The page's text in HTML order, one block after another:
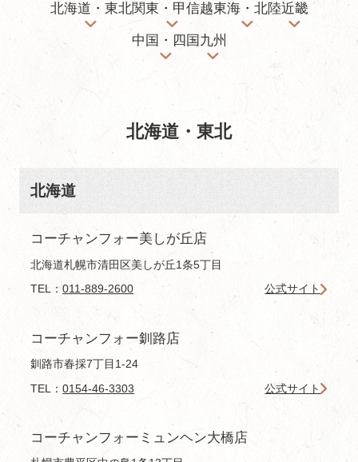
北海道・東北関東・甲信越東海・北陸近畿
中国・四国 九州
北海道・東北
北海道
コーチャンフォー美しが丘店
北海道札幌市清田区美しが丘1条5丁目
TEL：011-889-2600 公式サイト
コーチャンフォー釧路店
釧路市春採7丁目1-24
TEL：0154-46-3303 公式サイト
コーチャンフォーミュンヘン大橋店